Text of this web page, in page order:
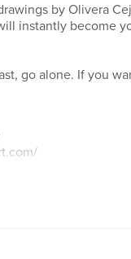
by Olivera
instantly become
go alone. If you